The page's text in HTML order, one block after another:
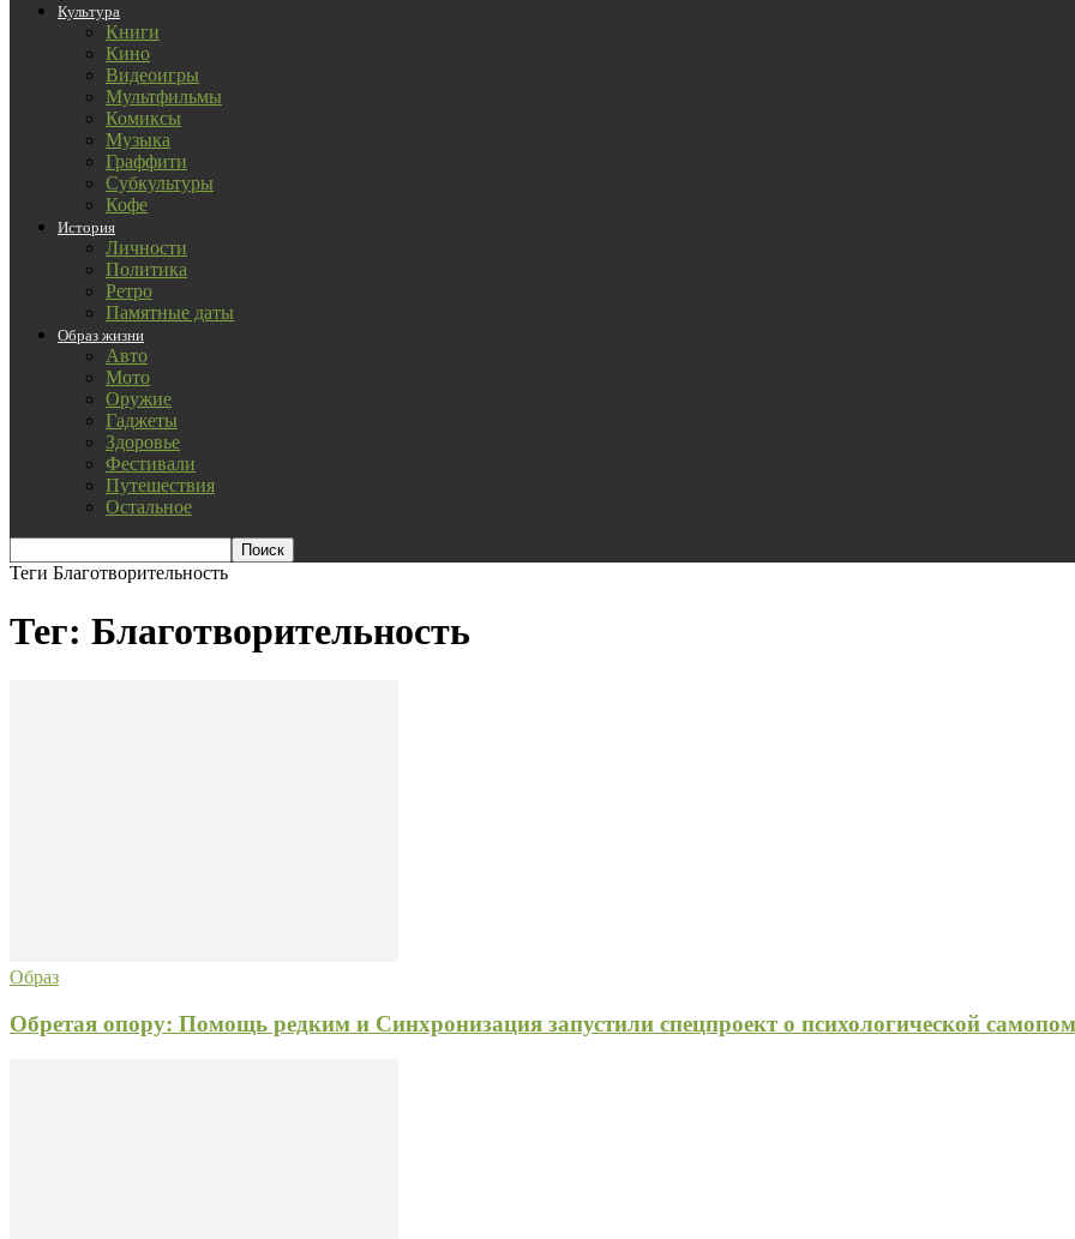
Культура
Книги
Кино
Видеоигры
Мультфильмы
Комиксы
Музыка
Граффити
Субкультуры
Кофе
История
Личности
Политика
Ретро
Памятные даты
Образ жизни
Авто
Мото
Оружие
Гаджеты
Здоровье
Фестивали
Путешествия
Остальное
Теги Благотворительность
Тег: Благотворительность
Образ
Обретая опору: Помощь редким и Синхронизация запустили спецпроект о психологической